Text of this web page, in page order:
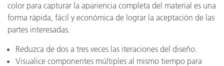
color para capturar la apariencia completa del material es una
forma rápida, fácil y económica de lograr la aceptación de las
partes interesadas.
Reduzca de dos a tres veces las iteraciones del diseño.
Visualice componentes múltiples al mismo tiempo para